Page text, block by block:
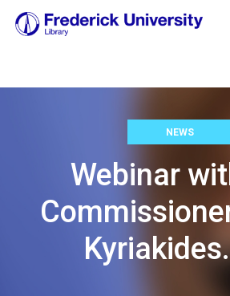
NEWS
Webinar